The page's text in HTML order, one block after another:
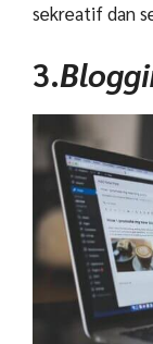
sekreatif dan
3.